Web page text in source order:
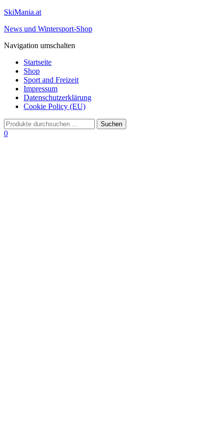
SkiMania.at
News und Wintersport-Shop
Navigation umschalten
Startseite
Shop
Sport and Freizeit
Impressum
Datenschutzerklärung
Cookie Policy (EU)
0